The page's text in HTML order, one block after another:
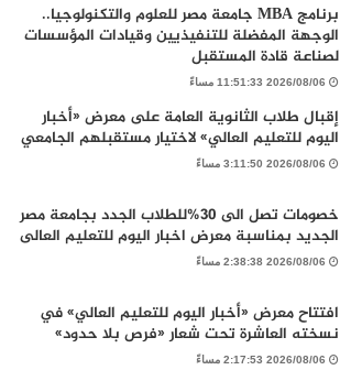
برنامج MBA جامعة مصر للعلوم والتكنولوجيا..
الوجهة المفضلة للتنفيذيين وقيادات المؤسسات
لصناعة قادة المستقبل
2026/08/06 11:51:33 مساءً
إقبال طلاب الثانوية العامة على معرض «أخبار
اليوم للتعليم العالي» لاختيار مستقبلهم الجامعي
2026/08/06 3:11:50 مساءً
خصومات تصل الى 30%للطلاب الجدد بجامعة مصر
الجديد بمناسبة معرض اخبار اليوم للتعليم العالى
2026/08/06 2:38:38 مساءً
افتتاح معرض «أخبار اليوم للتعليم العالي» في
نسخته العاشرة تحت شعار «فرص بلا حدود»
2026/08/06 2:17:53 مساءً